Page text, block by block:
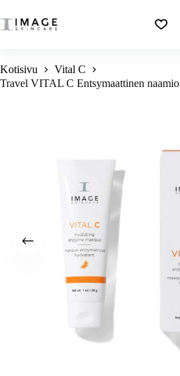
Kotisivu
Vital C
Travel VITAL C Entsymaattinen naamio